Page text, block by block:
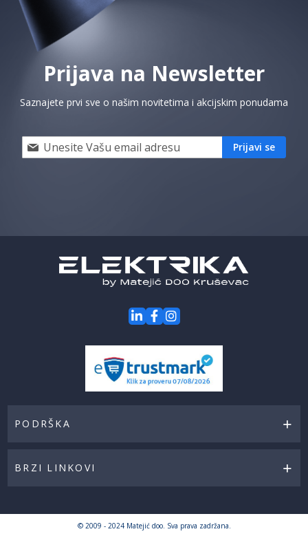
Prijava na Newsletter
Saznajete prvi sve o našim novitetima i akcijskim ponudama
Prijavi
se
akcije
Prijavi se
PODRŠKA
BRZI LINKOVI
© 2009 - 2024 Matejić doo. Sva prava zadržana.